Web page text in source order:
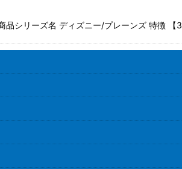
シリーズ名 ディズニー/プレーンズ 特徴 【